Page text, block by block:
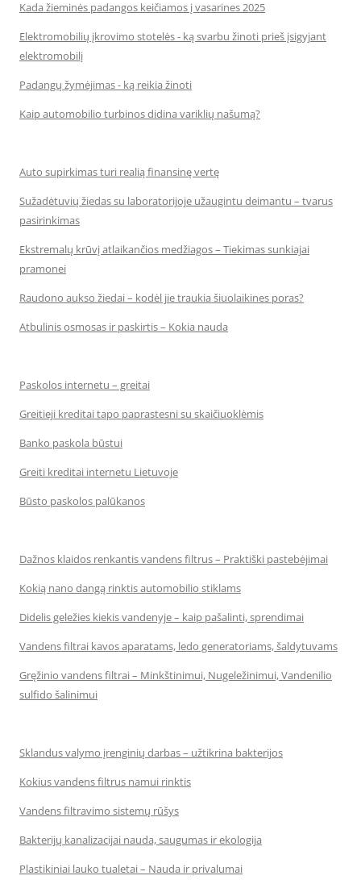
Kada žieminės padangos keičiamos į vasarines 2025
Elektromobilių įkrovimo stotelės - ką svarbu žinoti prieš įsigyjant
elektromobilį
Padangų žymėjimas - ką reikia žinoti
Kaip automobilio turbinos didina variklių našumą?
Auto supirkimas turi realią finansinę vertę
Sužadėtuvių žiedas su laboratorijoje užaugintu deimantu – tvarus
pasirinkimas
Ekstremalų krūvį atlaikančios medžiagos – Tiekimas sunkiajai
pramonei
Raudono aukso žiedai – kodėl jie traukia šiuolaikines poras?
Atbulinis osmosas ir paskirtis – Kokia nauda
Paskolos internetu – greitai
Greitieji kreditai tapo paprastesni su skaičiuoklėmis
Banko paskola būstui
Greiti kreditai internetu Lietuvoje
Būsto paskolos palūkanos
Dažnos klaidos renkantis vandens filtrus – Praktiški pastebėjimai
Kokią nano dangą rinktis automobilio stiklams
Didelis geležies kiekis vandenyje – kaip pašalinti, sprendimai
Vandens filtrai kavos aparatams, ledo generatoriams, šaldytuvams
Gręžinio vandens filtrai – Minkštinimui, Nugeležinimui, Vandenilio
sulfido šalinimui
Sklandus valymo įrenginių darbas – užtikrina bakterijos
Kokius vandens filtrus namui rinktis
Vandens filtravimo sistemų rūšys
Bakterijų kanalizacijai nauda, saugumas ir ekologija
Plastikiniai lauko tualetai – Nauda ir privalumai